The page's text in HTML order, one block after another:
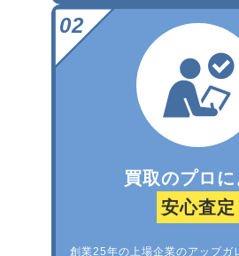
買取のプロに
安心査定
創業25年の上場企業のアップガ